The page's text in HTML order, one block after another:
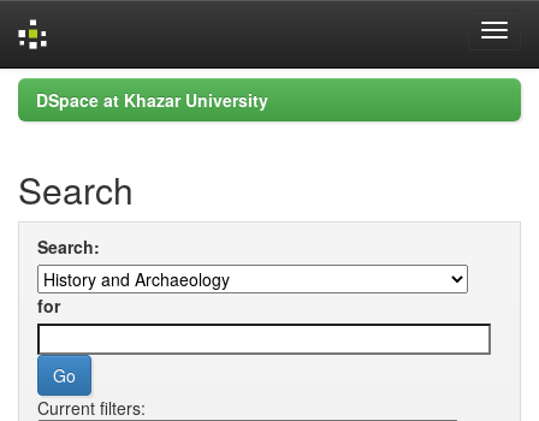
Skip
navigation
DSpace at Khazar University
Search
Search:
for
Current filters: